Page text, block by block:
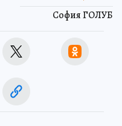
София ГОЛУБ